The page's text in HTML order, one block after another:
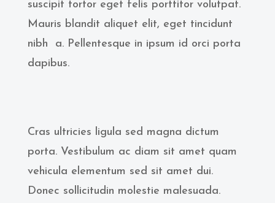
suscipit tortor eget felis porttitor volutpat.
Mauris blandit aliquet elit, eget tincidunt
nibh a. Pellentesque in ipsum id orci porta
dapibus.
Cras ultricies ligula sed magna dictum
porta. Vestibulum ac diam sit amet quam
vehicula elementum sed sit amet dui.
Donec sollicitudin molestie malesuada.